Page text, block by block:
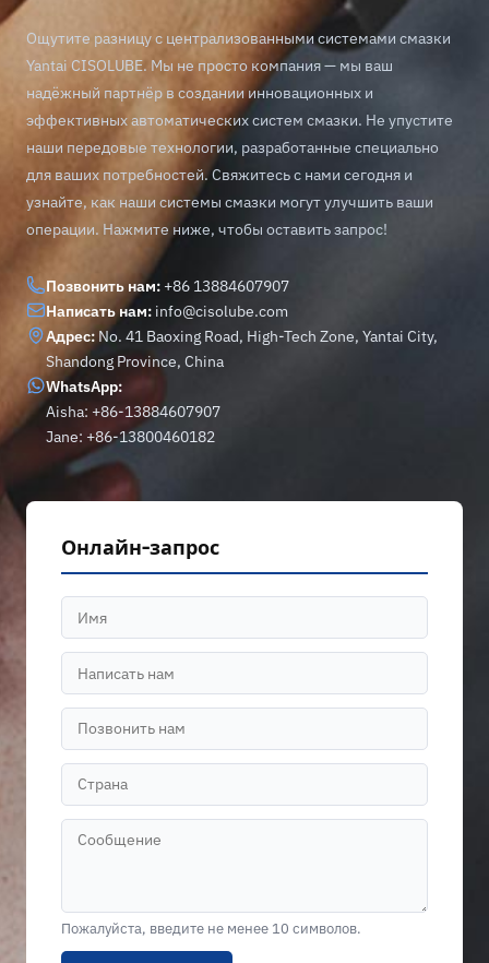
Ощутите разницу с централизованными системами смазки
Yantai CISOLUBE. Мы не просто компания — мы ваш
надёжный партнёр в создании инновационных и
эффективных автоматических систем смазки. Не упустите
наши передовые технологии, разработанные специально
для ваших потребностей. Свяжитесь с нами сегодня и
узнайте, как наши системы смазки могут улучшить ваши
операции. Нажмите ниже, чтобы оставить запрос!
Позвонить нам: +86 13884607907
Написать нам: info@cisolube.com
Адрес: No. 41 Baoxing Road, High-Tech Zone, Yantai City,
Shandong Province, China
WhatsApp:
Aisha: +86-13884607907
Jane: +86-13800460182
Онлайн-запрос
Пожалуйста, введите не менее 10 символов.